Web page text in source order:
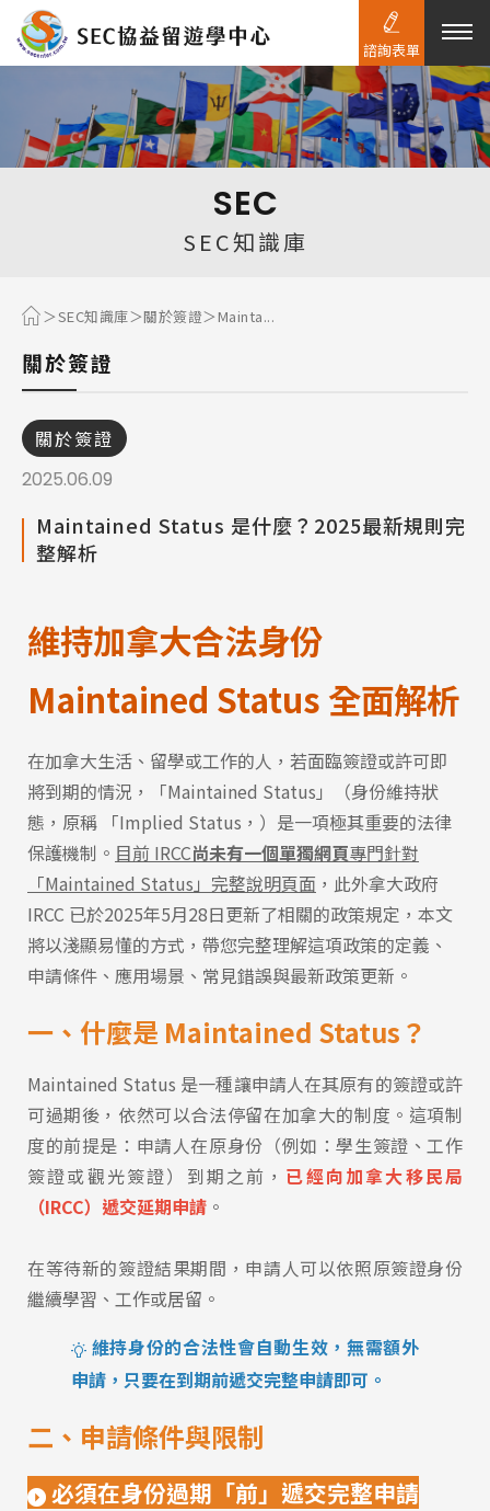
熱門搜尋：
SEC
SEC知識庫
SEC知識庫 關於簽證 Mainta...
關於簽證
關於簽證
2025.06.09
Maintained Status 是什麼？2025最新規則完
整解析
維持加拿大合法身份
Maintained Status 全面解析
在加拿大生活、留學或工作的人，若面臨簽證或許可即
將到期的情況，「Maintained Status」（身份維持狀
態，原稱 「Implied Status，）是一項極其重要的法律
保護機制。 目前 IRCC尚未有一個單獨網頁專門針對
「Maintained Status」完整說明頁面 ，此外拿大政府
IRCC 已於2025年5月28日更新了相關的政策規定，本文
將以淺顯易懂的方式，帶您完整理解這項政策的定義、
申請條件、應用場景、常見錯誤與最新政策更新。
一、什麼是 Maintained Status？
Maintained Status 是一種讓申請人在其原有的簽證或許
可過期後，依然可以合法停留在加拿大的制度。這項制
度的前提是：申請人在原身份（例如：學生簽證、工作
簽證或觀光簽證）到期之前， 已經向加拿大移民局
（IRCC）遞交延期申請 。
在等待新的簽證結果期間，申請人可以依照原簽證身份
繼續學習、工作或居留。
維持身份的合法性會自動生效，無需額外
申請，只要在到期前遞交完整申請即可。
二、申請條件與限制
必須在身份過期「前」遞交完整申請
諮詢表單